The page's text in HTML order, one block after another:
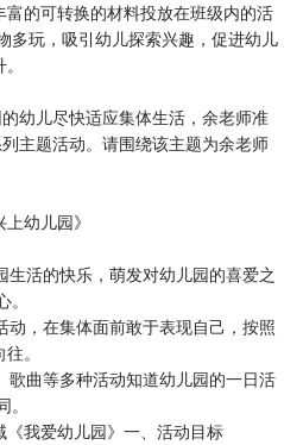
的可转换的材料投放在班级内的活
多玩，吸引幼儿探索兴趣，促进幼儿
儿尽快适应集体生活，余老师准
主题活动。请围绕该主题为余老师
幼儿园》
活的快乐，萌发对幼儿园的喜爱之
，在集体面前敢于表现自己，按照
。
曲等多种活动知道幼儿园的一日活
我爱幼儿园》一、活动目标